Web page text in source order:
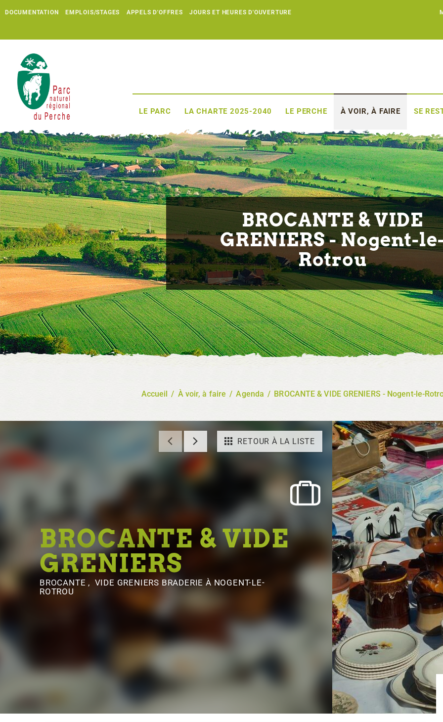
DOCUMENTATION EMPLOIS/STAGES APPELS D'OFFRES JOURS ET HEURES D'OUVERTURE
LE PARC LA CHARTE 2025-2040 LE PERCHE À VOIR, À FAIRE SE
BROCANTE & VIDE
GRENIERS - Nogent-
Rotrou
Accueil / À voir, à faire / Agenda / BROCANTE & VIDE GRENIERS - Nogent-le-
RETOUR À LA LISTE
BROCANTE & VIDE
GRENIERS
BROCANTE , VIDE GRENIERS BRADERIE À NOGENT-LE-
ROTROU